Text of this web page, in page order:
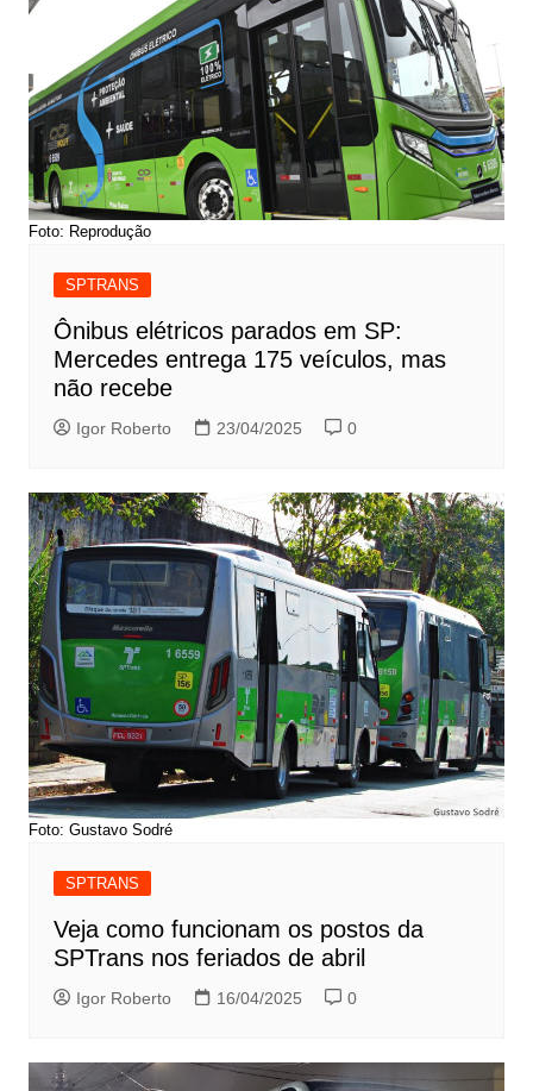
Foto: Reprodução
SPTRANS
Ônibus elétricos parados em SP:
Mercedes entrega 175 veículos, mas
não recebe
Igor Roberto 23/04/2025 0
Foto: Gustavo Sodré
SPTRANS
Veja como funcionam os postos da
SPTrans nos feriados de abril
Igor Roberto 16/04/2025 0